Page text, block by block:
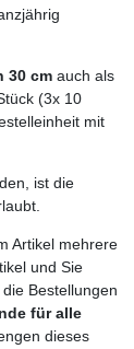
30 cm auch als
(3x 10
mit
ist die
Artikel mehrere
und Sie
Bestellungen
für alle
dieses